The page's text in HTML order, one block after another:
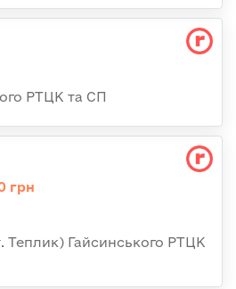
РТЦК та СП
грн
Теплик) Гайсинського РТЦК